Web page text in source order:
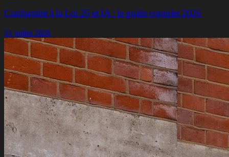
Conformité à la Loi 25 et IA : le guide complet 2026
21 juillet 2026